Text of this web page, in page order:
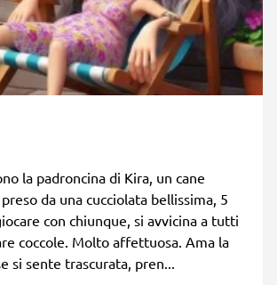
la padroncina di Kira, un cane
da una cucciolata bellissima, 5
con chiunque, si avvicina a tutti
coccole. Molto affettuosa. Ama la
si sente trascurata, pren...